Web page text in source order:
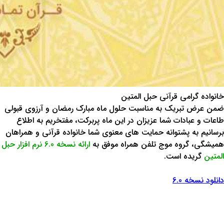
خانواده گرامی قرآنی حبل المتین
ضمن عرض تبریک به مناسبت حلول ماه مبارک رمضان و آرزوی قبولی
طاعات و عبادات شما عزیزان در این ماه پربرکت، مفتخریم به اطلاع
برسانیم به پشتوانه حمایت های معنوی شما خانواده قرآنی و همراهان
همیشگی، گروه موج تلفن همراه موفق به
ارائه نسخه 6.0 نرم افزار حبل
المتین گریده است.
دانلود نسخه 6.0